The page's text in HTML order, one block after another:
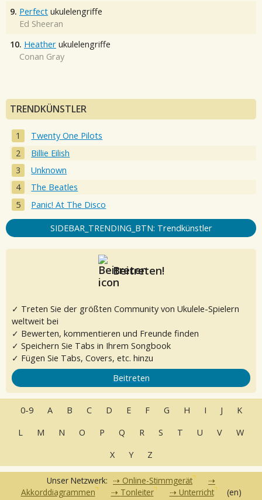
9. Perfect ukulelengriffe
Ed Sheeran
10. Heather ukulelengriffe
Conan Gray
TRENDKÜNSTLER
Twenty One Pilots
Billie Eilish
Unknown
The Beatles
Panic! At The Disco
SIDEBAR_TRENDING_BTN: Trendkünstler
Beitreten!
✓ Treten Sie der größten Community von Ukulele-Spielern
weltweit bei
✓ Bewerten, kommentieren und Freunde finden
✓ Speichern Sie Tabs in Ihrem Songbook
✓ Fügen Sie Tabs, Covers, etc. hinzu
Beitreten
0-9 A B C D E F G H I J
K
L
M N O P Q R S T U V
W
X
Y Z
Unser Netzwerk:
Online-Stimmgerät
Akkorddiagrammen
Tonleiter Unterricht (en)